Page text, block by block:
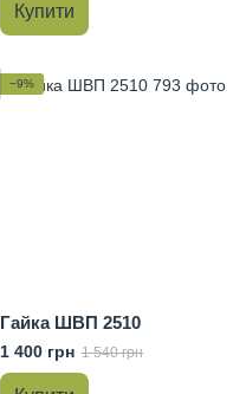
Купити
−9%
Гайка ШВП 2510
1 400 грн 1 540 грн